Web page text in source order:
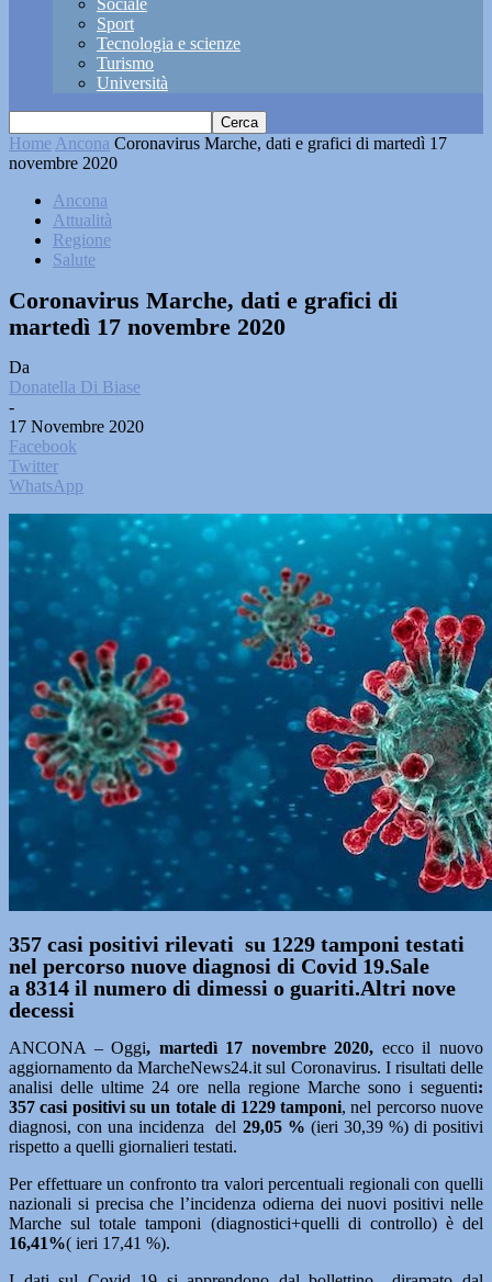
Sociale
Sport
Tecnologia e scienze
Turismo
Università
Home Ancona Coronavirus Marche, dati e grafici di martedì 17
novembre 2020
Ancona
Attualità
Regione
Salute
Coronavirus Marche, dati e grafici di
martedì 17 novembre 2020
Da
Donatella Di Biase
-
17 Novembre 2020
Facebook
Twitter
WhatsApp
357 casi positivi rilevati su 1229 tamponi testati
nel percorso nuove diagnosi di Covid 19.Sale
a 8314 il numero di dimessi o guariti.Altri nove
decessi
ANCONA – Oggi, martedì 17 novembre2020, ecco il nuovo
aggiornamento da MarcheNews24.it sul Coronavirus. I risultati delle
analisi delle ultime 24 ore nella regione Marche sono i seguenti:
357 casi positivi su un totale di 1229 tamponi, nel percorso nuove
diagnosi, con una incidenza del 29,05 % (ieri 30,39 %) di positivi
rispetto a quelli giornalieri testati.
Per effettuare un confronto tra valori percentuali regionali con quelli
nazionali si precisa che l’incidenza odierna dei nuovi positivi nelle
Marche sul totale tamponi (diagnostici+quelli di controllo) è del
16,41%( ieri 17,41 %).